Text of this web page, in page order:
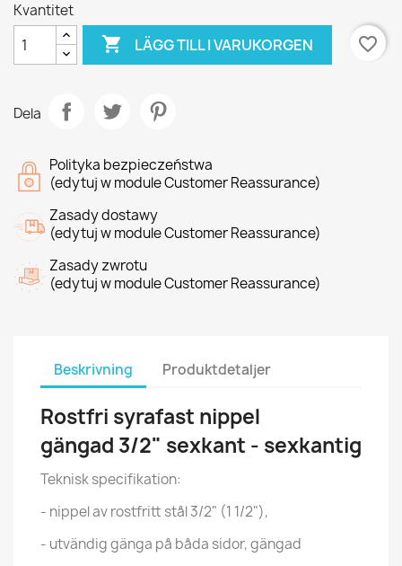
Kvantitet
 LÄGG TILL I VARUKORGEN favorite_border
Dela
Polityka bezpieczeństwa
(edytuj w module Customer Reassurance)
Zasady dostawy
(edytuj w module Customer Reassurance)
Zasady zwrotu
(edytuj w module Customer Reassurance)
Beskrivning Produktdetaljer
Rostfri syrafast nippel
gängad 3/2" sexkant - sexkantig
Teknisk specifikation:
- nippel av rostfritt stål 3/2" (1 1/2"),
- utvändig gänga på båda sidor, gängad